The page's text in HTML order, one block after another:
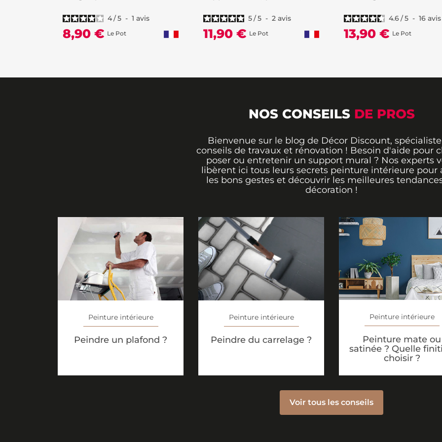
4/5 - 1 avis
8,90 € Le Pot
5/5 - 2 avis
11,90 € Le Pot
4.6/5 - 16 avis
13,90 € Le Pot
NOS CONSEILS DE PROS
Bienvenue sur le blog de Décor Discount,
conseils de travaux et rénovation ! Besoin d'aide pour
poser ou entretenir un support mural ? Nos experts
libèrent ici tous leurs secrets peinture intérieure pour
les bons gestes et découvrir les meilleures
décoration !
Peinture intérieure
Peindre un plafond ?
Peinture intérieure
Peindre du carrelage ?
Peinture intérieure
Peinture mate ou
satinée ? Quelle
choisir ?
Voir tous les conseils